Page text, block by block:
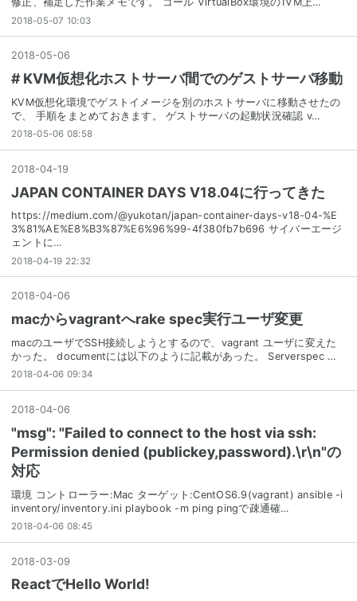
2018-05-07 10:03
2018-05-06
# KVM仮想化ホストサーバ間でのゲストサーバ移動
KVM仮想化環境でゲストイメージを別のホストサーバに移動させたの
で、 手順をまとめておきます。 ゲストサーバの起動状況確認 v…
2018-05-06 08:58
2018-04-19
JAPAN CONTAINER DAYS V18.04に行ってきた
https://medium.com/@yukotan/japan-container-days-v18-04-%E
3%81%AE%E8%B3%87%E6%96%99-4f380fb7b696 サイバーエージ
ェントに…
2018-04-19 22:32
2018-04-06
macからvagrantへrake spec実行ユーザ変更
macのユーザでSSH接続しようとするので、vagrant ユーザに変えた
かった。 documentには以下のように記載があった。 Serverspec …
2018-04-06 09:34
2018-04-06
"msg": "Failed to connect to the host via ssh:
Permission denied (publickey,password).\r\n"の
対応
環境 コントローラー:Mac ターゲット:CentOS6.9(vagrant) ansible -i
inventory/inventory.ini playbook -m ping pingで疎通確…
2018-04-06 08:45
2018-03-09
ReactでHello World!